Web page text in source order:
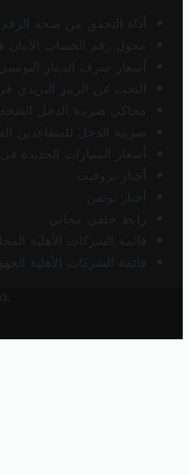
أداة التحقق من صحة
محول رقم الحساب الآيبان
أسعار صرف الدينار
البحث عن الرمز البريدي
محاكي ضريبة الدخل
ضريبة الدخل للمتقاعدين
أسعار السيارات الجديدة
أخبار تروفيت
أخبار تونس
رابط خلفي مجاني
قائمة الشركات الأهلية
قائمة الشركات الأهلية